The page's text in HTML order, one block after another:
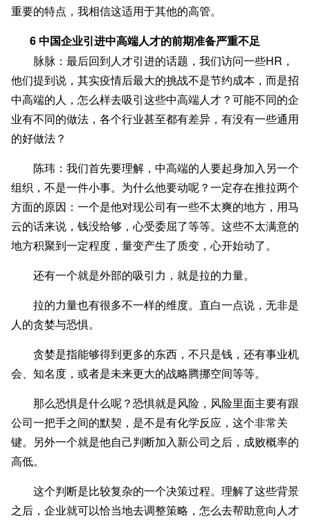
重要的特点，我相信这适用于其他的高管。
6 中国企业引进中高端人才的前期准备严重不足
脉脉：最后回到人才引进的话题，我们访问一些HR，
他们提到说，其实疫情后最大的挑战不是节约成本，而是招
中高端的人，怎么样去吸引这些中高端人才？可能不同的企
业有不同的做法，各个行业甚至都有差异，有没有一些通用
的好做法？
陈玮：我们首先要理解，中高端的人要起身加入另一个
组织，不是一件小事。为什么他要动呢？一定存在推拉两个
方面的原因：一个是他对现公司有一些不太爽的地方，用马
云的话来说，钱没给够，心受委屈了等等。这些不太满意的
地方积聚到一定程度，量变产生了质变，心开始动了。
还有一个就是外部的吸引力，就是拉的力量。
拉的力量也有很多不一样的维度。直白一点说，无非是
人的贪婪与恐惧。
贪婪是指能够得到更多的东西，不只是钱，还有事业机
会、知名度，或者是未来更大的战略腾挪空间等等。
那么恐惧是什么呢？恐惧就是风险，风险里面主要有跟
公司一把手之间的默契，是不是有化学反应，这个非常关
键。另外一个就是他自己判断加入新公司之后，成败概率的
高低。
这个判断是比较复杂的一个决策过程。理解了这些背景
之后，企业就可以恰当地去调整策略，怎么去帮助意向人才